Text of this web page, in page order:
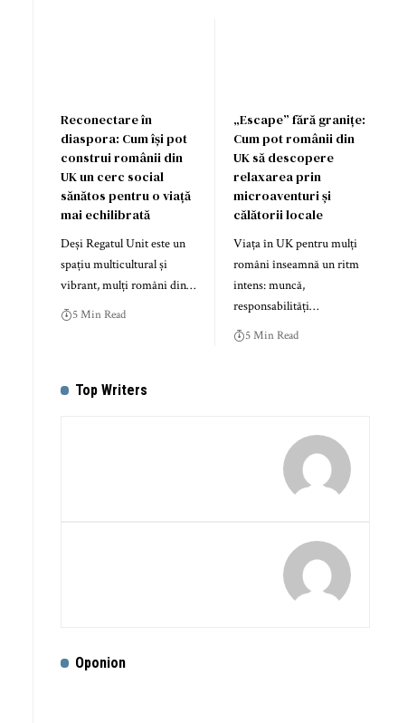
Reconectare în
diaspora: Cum își pot
construi românii din
UK un cerc social
sănătos pentru o viață
mai echilibrată
Deși Regatul Unit este un
spațiu multicultural și
vibrant, mulți români din…
5 Min Read
„Escape” fără granițe:
Cum pot românii din
UK să descopere
relaxarea prin
microaventuri și
călătorii locale
Viața în UK pentru mulți
români înseamnă un ritm
intens: muncă,
responsabilități…
5 Min Read
Top Writers
Oponion